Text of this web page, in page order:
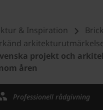
& Inspiration
projekt och
åren
Professionell rådgivning